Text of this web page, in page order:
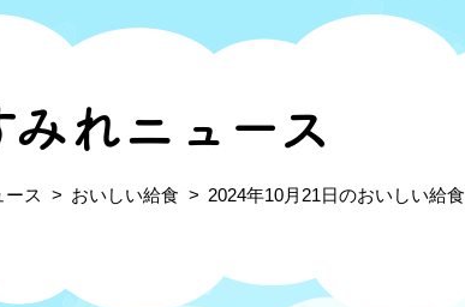
みれニュース
ース おいしい給食 2024年10月21日のおいしい給食